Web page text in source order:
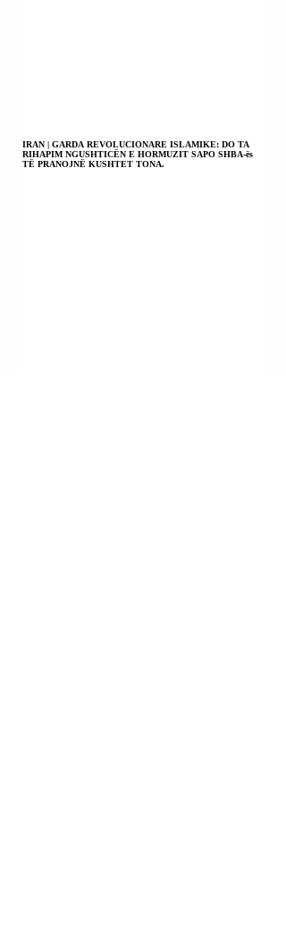
IRAN | GARDA REVOLUCIONARE ISLAMIKE: DO TA
RIHAPIM NGUSHTICËN E HORMUZIT SAPO SHBA-ës
TË PRANOJNË KUSHTET TONA.